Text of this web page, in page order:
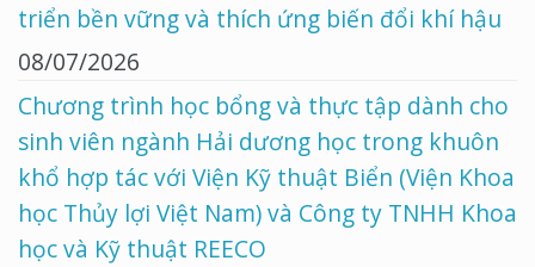
triển bền vững và thích ứng biến đổi khí hậu
08/07/2026
Chương trình học bổng và thực tập dành cho
sinh viên ngành Hải dương học trong khuôn
khổ hợp tác với Viện Kỹ thuật Biển (Viện Khoa
học Thủy lợi Việt Nam) và Công ty TNHH Khoa
học và Kỹ thuật REECO